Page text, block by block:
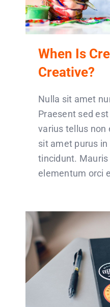
When Is
Creative?
Nulla sit amet
Praesent sed
varius tellus non
sit amet purus
tincidunt.
elementum orci